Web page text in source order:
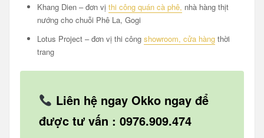
Khang Dien – đơn vịthi công quán cà phê, nhà hàng thịt
nướng cho chuỗi Phê La, Gogi
Lotus Project – đơn vị thi côngshowroom, cửa hàng thời
trang
Liên hệ ngay Okko ngay để
được tư vấn : 0976.909.474